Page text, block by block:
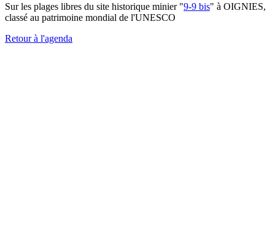
Sur les plages libres du site historique minier "9-9 bis" à OIGNIES,
classé au patrimoine mondial de l'UNESCO
Retour à l'agenda